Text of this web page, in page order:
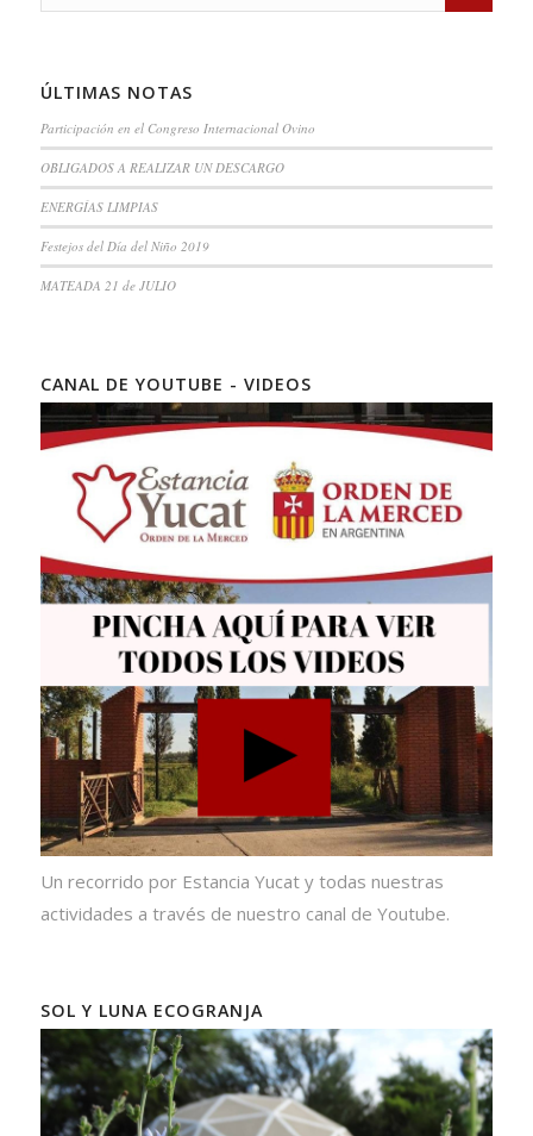
ÚLTIMAS NOTAS
Participación en el Congreso Internacional Ovino
OBLIGADOS A REALIZAR UN DESCARGO
ENERGÍAS LIMPIAS
Festejos del Día del Niño 2019
MATEADA 21 de JULIO
CANAL DE YOUTUBE - VIDEOS
Un recorrido por Estancia Yucat y todas nuestras
actividades a través de nuestro canal de Youtube.
SOL Y LUNA ECOGRANJA